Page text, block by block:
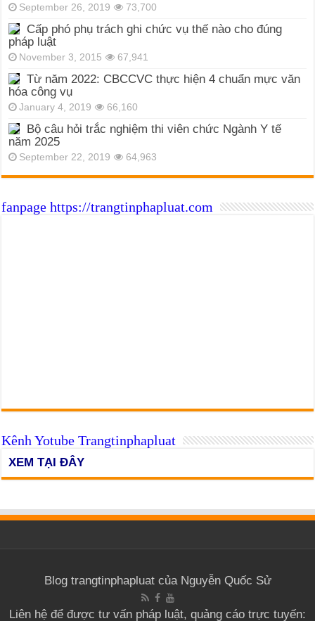
September 26, 2019 73,700
Cấp phó phụ trách ghi chức vụ thế nào cho đúng
pháp luật
November 3, 2015 67,941
Từ năm 2022: CBCCVC thực hiện 4 chuẩn mực văn
hóa công vụ
January 4, 2019 66,160
Bộ câu hỏi trắc nghiệm thi viên chức Ngành Y tế
năm 2025
September 22, 2019 64,963
fanpage https://trangtinphapluat.com
Kênh Yotube Trangtinphapluat
XEM TẠI ĐÂY
Blog trangtinphapluat của Nguyễn Quốc Sử
Liên hệ để được tư vấn pháp luật, quảng cáo trực tuyến: